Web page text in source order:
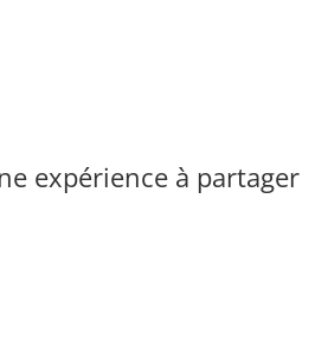
expérience à partager